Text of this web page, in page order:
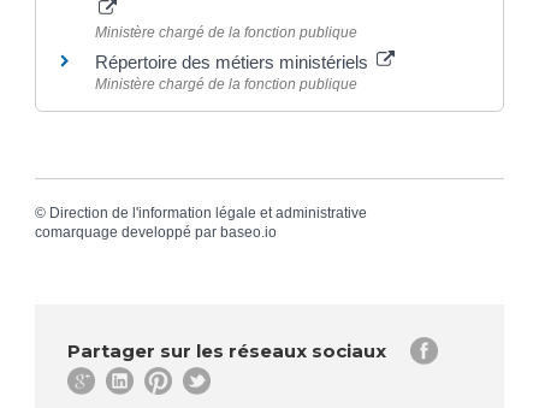
Ministère chargé de la fonction publique
Répertoire des métiers ministériels
Ministère chargé de la fonction publique
© Direction de l'information légale et administrative
comarquage developpé par baseo.io
Partager sur les réseaux sociaux